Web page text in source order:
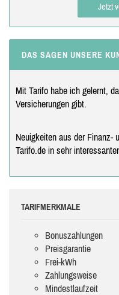
Jetzt
DAS SAGEN UNSERE
Mit Tarifo habe ich gelernt,
Versicherungen gibt.
Neuigkeiten aus der Finanz-
Tarifo.de in sehr
TARIFMERKMALE
Bonuszahlungen
Preisgarantie
Frei-kWh
Zahlungsweise
Mindestlaufzeit